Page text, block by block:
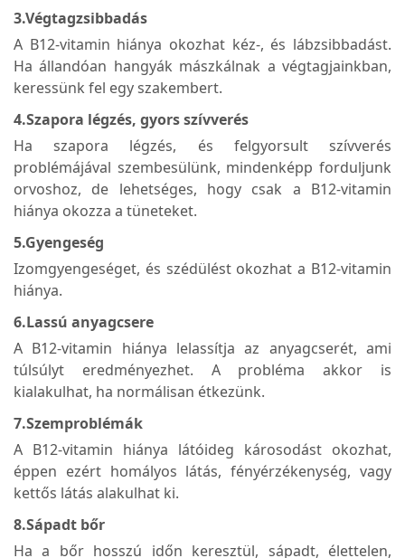
3.Végtagzsibbadás
A B12-vitamin hiánya okozhat kéz-, és lábzsibbadást.
Ha állandóan hangyák mászkálnak a végtagjainkban,
keressünk fel egy szakembert.
4.Szapora légzés, gyors szívverés
Ha szapora légzés, és felgyorsult szívverés
problémájával szembesülünk, mindenképp forduljunk
orvoshoz, de lehetséges, hogy csak a B12-vitamin
hiánya okozza a tüneteket.
5.Gyengeség
Izomgyengeséget, és szédülést okozhat a B12-vitamin
hiánya.
6.Lassú anyagcsere
A B12-vitamin hiánya lelassítja az anyagcserét, ami
túlsúlyt eredményezhet. A probléma akkor is
kialakulhat, ha normálisan étkezünk.
7.Szemproblémák
A B12-vitamin hiánya látóideg károsodást okozhat,
éppen ezért homályos látás, fényérzékenység, vagy
kettős látás alakulhat ki.
8.Sápadt bőr
Ha a bőr hosszú időn keresztül, sápadt, élettelen,